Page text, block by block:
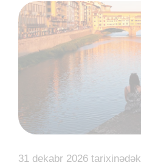
31 dekabr 2026 tarixinədək